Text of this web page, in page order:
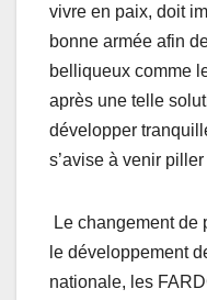
vivre en paix, doit
bonne armée afin
belliqueux comme
après une telle
développer
s’avise à venir
Le changement de
le développement
nationale, les